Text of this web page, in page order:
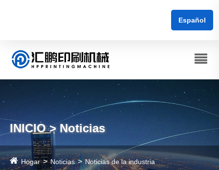
Español
INICIO > Noticias
Hogar Noticias Noticias de la industria